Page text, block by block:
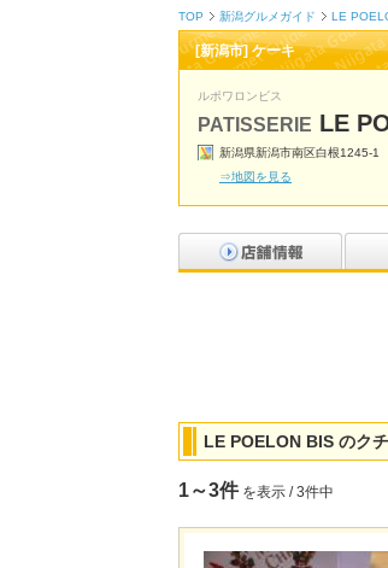
TOP 新潟グルメガイド LE
[新潟市] ケーキ
ルポワロンビス
PATISSERIE LE
新潟県新潟市南区白根1245-1
⇒地図を見る
LE POELON BIS のク
1～3件 を表示 / 3件中